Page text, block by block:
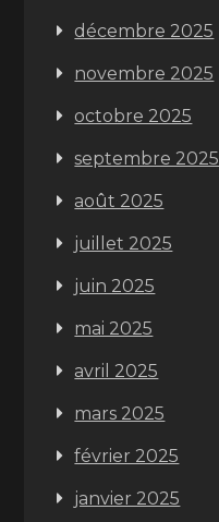
décembre 2025
novembre 2025
octobre 2025
septembre 2025
août 2025
juillet 2025
juin 2025
mai 2025
avril 2025
mars 2025
février 2025
janvier 2025